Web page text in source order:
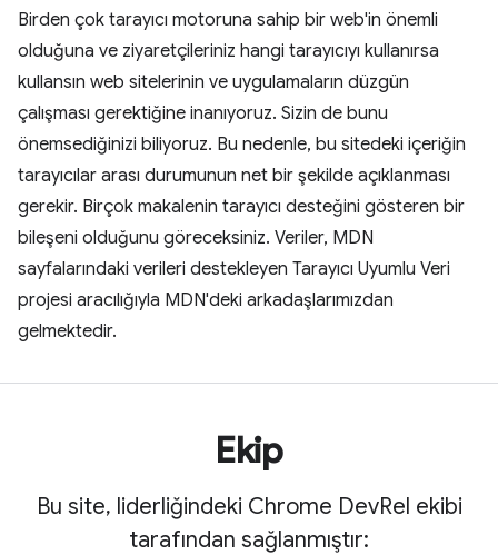
Birden çok tarayıcı motoruna sahip bir web'in önemli
olduğuna ve ziyaretçileriniz hangi tarayıcıyı kullanırsa
kullansın web sitelerinin ve uygulamaların düzgün
çalışması gerektiğine inanıyoruz. Sizin de bunu
önemsediğinizi biliyoruz. Bu nedenle, bu sitedeki içeriğin
tarayıcılar arası durumunun net bir şekilde açıklanması
gerekir. Birçok makalenin tarayıcı desteğini gösteren bir
bileşeni olduğunu göreceksiniz. Veriler, MDN
sayfalarındaki verileri destekleyen Tarayıcı Uyumlu Veri
projesi aracılığıyla MDN'deki arkadaşlarımızdan
gelmektedir.
Ekip
Bu site, liderliğindeki Chrome DevRel ekibi
tarafından sağlanmıştır: